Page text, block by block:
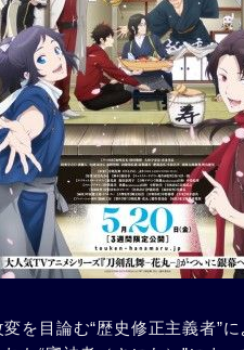
を目論む“歴史修正主義者”